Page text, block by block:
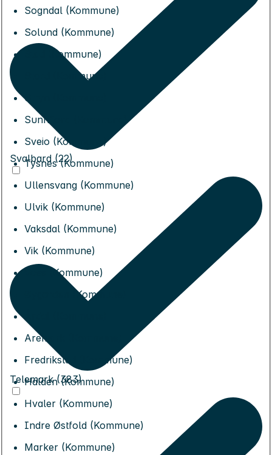
Sogndal (Kommune)
Solund (Kommune)
Stad (Kommune)
Stord (Kommune)
Stryn (Kommune)
Sunnfjord (Kommune)
Sveio (Kommune)
Tysnes (Kommune)
Ullensvang (Kommune)
Ulvik (Kommune)
Vaksdal (Kommune)
Vik (Kommune)
Voss (Kommune)
Øygarden (Kommune)
Aremark (Kommune)
Fredrikstad (Kommune)
Halden (Kommune)
Hvaler (Kommune)
Indre Østfold (Kommune)
Marker (Kommune)
Svalbard (22)
Telemark (383)